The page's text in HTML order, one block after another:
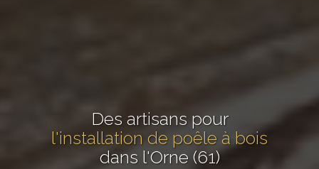
Des artisans pour
l'installation de poêle à bois
dans l'Orne (61)